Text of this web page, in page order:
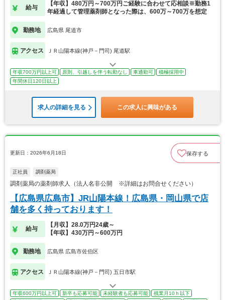
給与
【年収】480万円～700万円ご経験に合わせて応相談※勤務1
年経過して管理薬剤師となった際は、600万～700万を想定
勤務地 広島県 尾道市
アクセス ＪＲ山陽本線(神戸－門司) 尾道駅
年収700万円以上可 原則、引越しを伴う転勤なし 車通勤可
積極採用中
年間休日120日以上
求人の詳細を見る この求人に興味がある
更新日：2026年6月18日 保存する
正社員 調剤薬局
調剤薬局の薬剤師求人（法人名非公開 ※詳細はお問合せください）
【広島県広島市】JR山陽本線！広島県・岡山県で店
舗を多く持っております！
給与
【月収】28.0万円24歳～
【年収】430万円～600万円
勤務地 広島県 広島市佐伯区
アクセス ＪＲ山陽本線(神戸－門司) 五日市駅
年収600万円以上可 新卒も応募可能 未経験者も応募可能
残業月10ｈ以下